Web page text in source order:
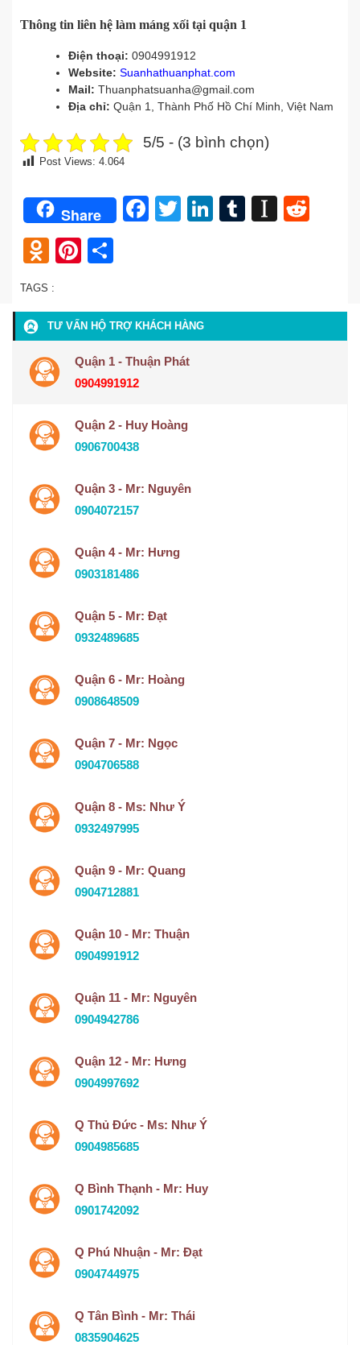
Thông tin liên hệ làm máng xối tại quận 1
Điện thoại: 0904991912
Website: Suanhathuanphat.com
Mail: Thuanphatsuanha@gmail.com
Địa chỉ: Quận 1, Thành Phố Hồ Chí Minh, Việt Nam
5/5 - (3 bình chọn)
Post Views: 4.064
Share Facebook
TwitterLinkedIn
Tumblr
Odnoklassniki
Pinterest
TAGS :
TƯ VẤN HỘ TRỢ KHÁCH HÀNG
Quận 1 - Thuận Phát
0904991912
Quận 2 - Huy Hoàng
0906700438
Quận 3 - Mr: Nguyên
0904072157
Quận 4 - Mr: Hưng
0903181486
Quận 5 - Mr: Đạt
0932489685
Quận 6 - Mr: Hoàng
0908648509
Quận 7 - Mr: Ngọc
0904706588
Quận 8 - Ms: Như Ý
0932497995
Quận 9 - Mr: Quang
0904712881
Quận 10 - Mr: Thuận
0904991912
Quận 11 - Mr: Nguyên
0904942786
Quận 12 - Mr: Hưng
0904997692
Q Thủ Đức - Ms: Như Ý
0904985685
Q Bình Thạnh - Mr: Huy
0901742092
Q Phú Nhuận - Mr: Đạt
0904744975
Q Tân Bình - Mr: Thái
0835904625